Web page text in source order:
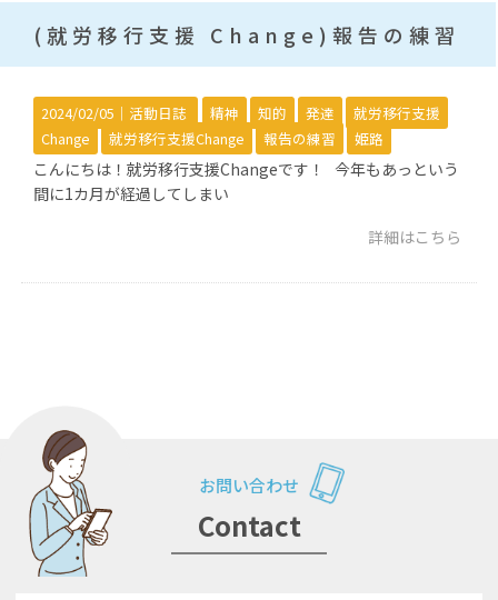
(就労移行支援 Change)報告の練習
2024/02/05｜ 活動日誌 精神 知的 発達
就労移行支援
Change
就労移行支援Change 報告の練習 姫路
こんにちは！就労移行支援Changeです！ 今年もあっという
間に1カ月が経過してしまい
詳細はこちら
お問い合わせ
Contact